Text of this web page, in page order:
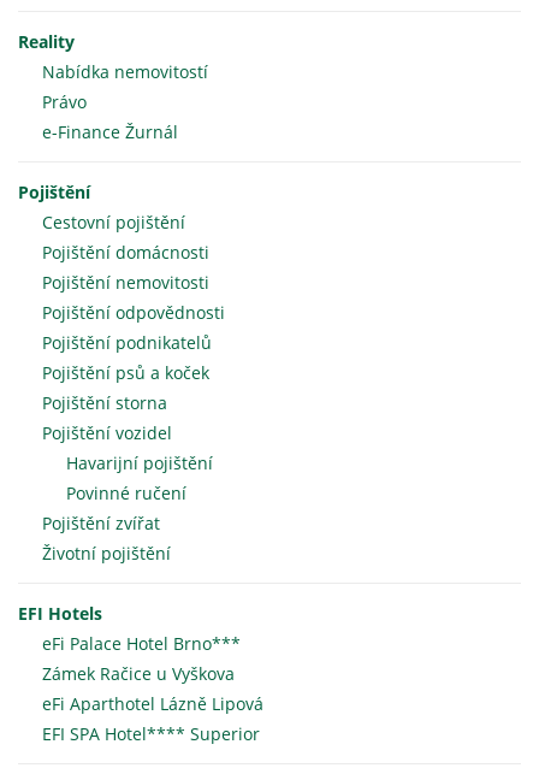
Reality
Nabídka nemovitostí
Právo
e-Finance Žurnál
Pojištění
Cestovní pojištění
Pojištění domácnosti
Pojištění nemovitosti
Pojištění odpovědnosti
Pojištění podnikatelů
Pojištění psů a koček
Pojištění storna
Pojištění vozidel
Havarijní pojištění
Povinné ručení
Pojištění zvířat
Životní pojištění
EFI Hotels
eFi Palace Hotel Brno***
Zámek Račice u Vyškova
eFi Aparthotel Lázně Lipová
EFI SPA Hotel**** Superior